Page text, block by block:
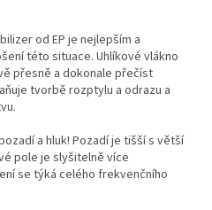
od EP je nejlepším a
této situace. Uhlíkové vlákno
přesně a dokonale přečíst
tvorbě rozptylu a odrazu a
a hluk! Pozadí je tišší s větší
pole je slyšitelně více
se týká celého frekvenčního